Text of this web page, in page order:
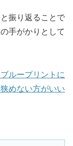
振り返ることで
手がかりとして
ループリントに
めない方がいい